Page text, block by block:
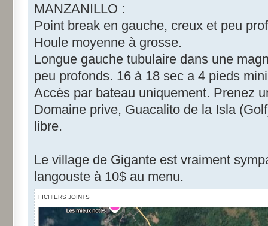
MANZANILLO :
Point break en gauche, creux et peu
Houle moyenne à grosse.
Longue gauche tubulaire dans une
peu profonds. 16 à 18 sec a 4 pieds
Accès par bateau uniquement. Prenez
Domaine prive, Guacalito de la Isla
libre.
Le village de Gigante est vraiment
langouste à 10$ au menu.
FICHIERS JOINTS